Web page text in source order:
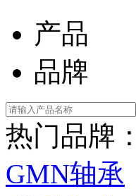
产品
品牌
热门品牌：
GMN轴承